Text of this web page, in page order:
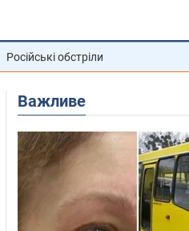
Російські обстріли
Важливе